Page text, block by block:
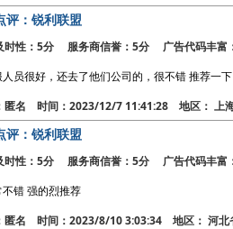
评：锐利联盟
时性：5分 服务商信誉：5分 广告代码丰
人员很好，还去了他们公司的，很不错 推荐一下
匿名 时间：2023/12/7 11:41:28 地区： 上
评：锐利联盟
时性：5分 服务商信誉：5分 广告代码丰
不错 强的烈推荐
匿名 时间：2023/8/10 3:03:34 地区： 河北